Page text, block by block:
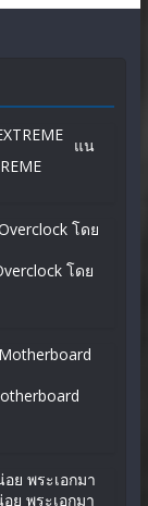
แน
โดย
ย พระเอกมา